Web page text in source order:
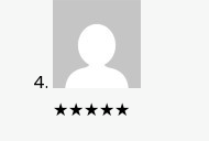
★★★★★